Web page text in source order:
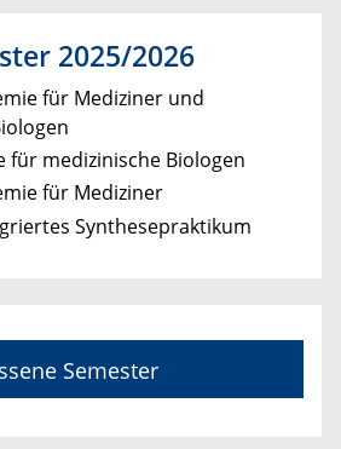
2025/2026
für Mediziner und
für medizinische Biologen
für Mediziner
Synthesepraktikum
Semester